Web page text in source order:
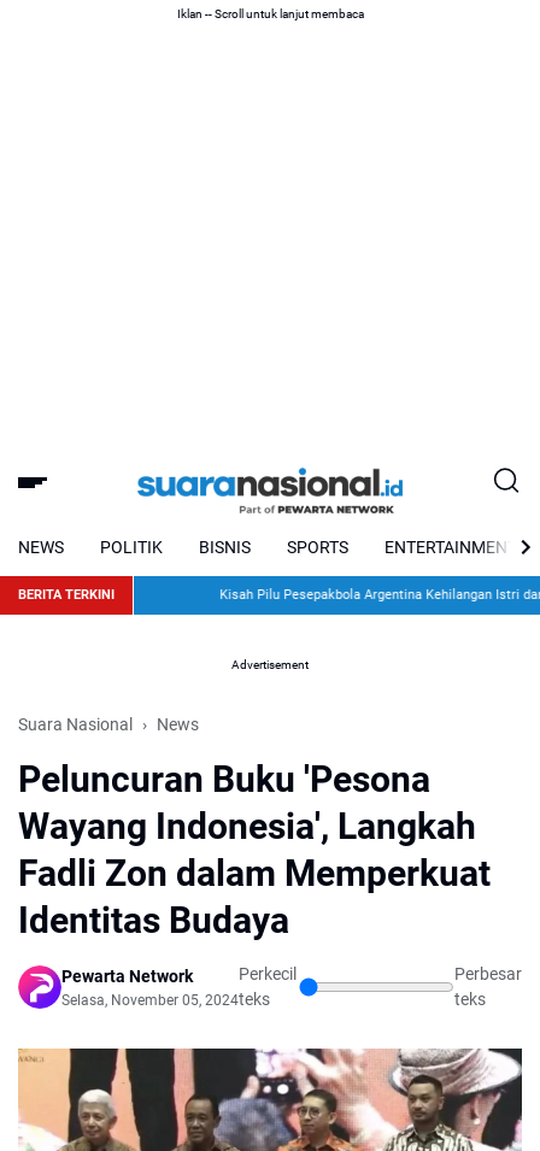
Iklan -- Scroll untuk lanjut membaca
NEWS POLITIK BISNIS SPORTS ENTERTAINMENT
BERITA TERKINI Kisah Pilu Pesepakbola Argentina Kehilangan Istri dan
Advertisement
Suara Nasional News
Peluncuran Buku 'Pesona
Wayang Indonesia', Langkah
Fadli Zon dalam Memperkuat
Identitas Budaya
Pewarta Network
Selasa, November 05, 2024
Perkecil
teks
Perbesar
teks